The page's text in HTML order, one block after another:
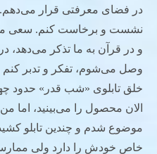
در فضای معرفتی قرار
نشست و برخاست کنم. سعی
و در قرآن به ما تذکر می‌دهد،
وصل می‌شوم، تفکر و تدبر کنم
خلق تابلوی «شب قدر» حدود
الان محصول را می‌بینید، اما
موضوع شدم و چندین تابلو
خاص خودش را دارد ولی